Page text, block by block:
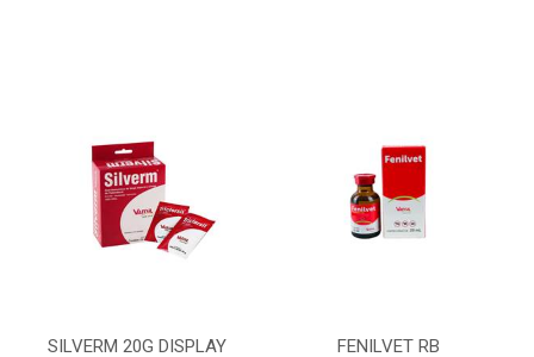
SILVERM 20G DISPLAY
FENILVET RB